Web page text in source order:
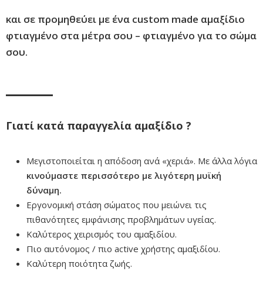
και σε προμηθεύει με ένα custom made αμαξίδιο
φτιαγμένο στα μέτρα σου – φτιαγμένο για το σώμα
σου.
Γιατί κατά παραγγελία αμαξίδιο ?
Μεγιστοποιείται η απόδοση ανά «χεριά». Με άλλα λόγια
κινούμαστε περισσότερο με λιγότερη μυϊκή
δύναμη.
Εργονομική στάση σώματος που μειώνει τις
πιθανότητες εμφάνισης προβλημάτων υγείας.
Καλύτερος χειρισμός του αμαξιδίου.
Πιο αυτόνομος / πιο active χρήστης αμαξιδίου.
Καλύτερη ποιότητα ζωής.